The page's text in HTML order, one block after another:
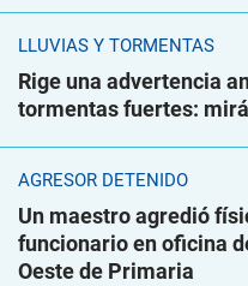
LLUVIAS Y TORMENTAS
Rige una advertencia
tormentas fuertes:
AGRESOR DETENIDO
Un maestro agredió
funcionario en oficina
Oeste de Primaria